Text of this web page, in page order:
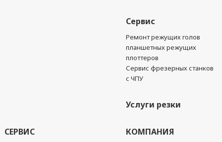
Сервис
Ремонт режущих голов
планшетных режущих
плоттеров
Сервис фрезерных станков
с ЧПУ
Услуги резки
СЕРВИС КОМПАНИЯ